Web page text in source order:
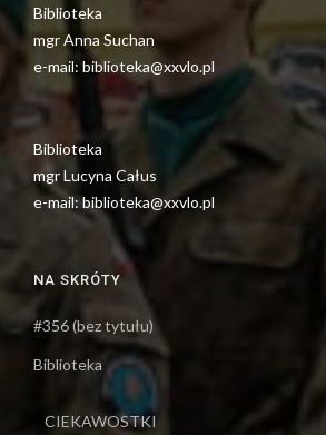
Biblioteka
mgr Anna Suchan
e-mail: biblioteka@xxvlo.pl
Biblioteka
mgr Lucyna Całus
e-mail: biblioteka@xxvlo.pl
NA SKRÓTY
#356 (bez tytułu)
Biblioteka
CIEKAWOSTKI